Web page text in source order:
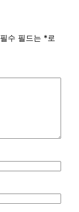
필수 필드는 *로